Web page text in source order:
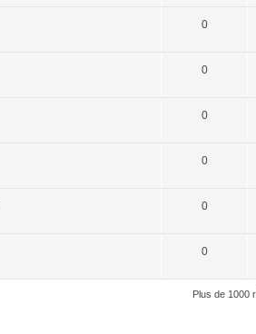
0
0
0
0
0
0
Plus de 1000